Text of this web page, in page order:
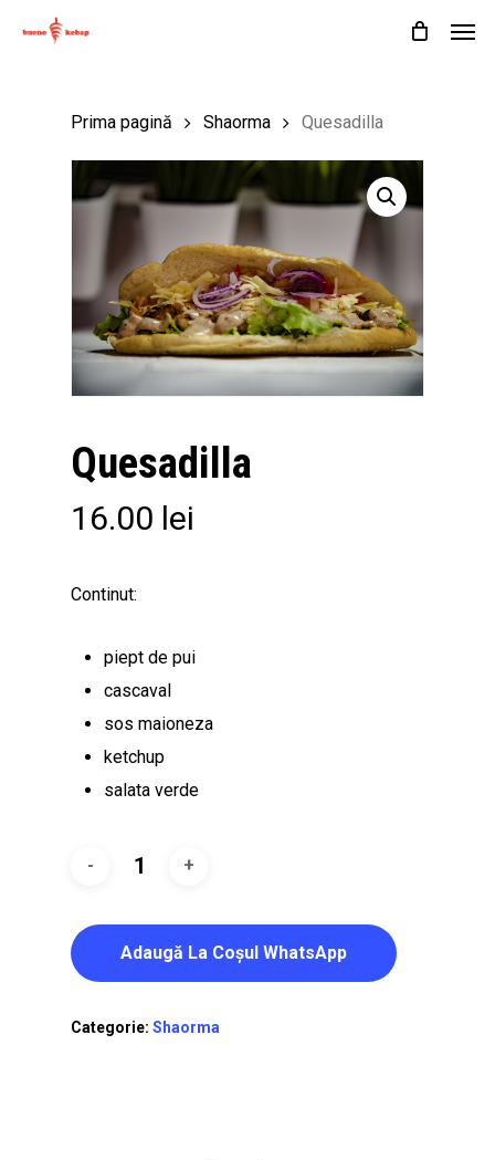
Prima pagină Shaorma Quesadilla
Quesadilla
16.00 lei
Continut:
piept de pui
cascaval
sos maioneza
ketchup
salata verde
Adaugă La Coşul WhatsApp
Categorie: Shaorma